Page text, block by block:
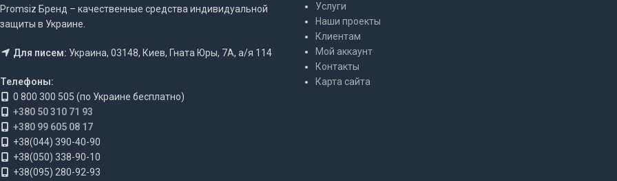
Promsiz Бренд – качественные средства индивидуальной
защиты в Украине.
Для писем: Украина, 03148, Киев, Гната Юры, 7А, а/я 114
Телефоны:
0 800 300 505 (по Украине бесплатно)
+380 50 310 71 93
+380 99 605 08 17
+38(044) 390-40-90
+38(050) 338-90-10
+38(095) 280-92-93
Услуги
Наши проекты
Клиентам
Мой аккаунт
Контакты
Карта сайта